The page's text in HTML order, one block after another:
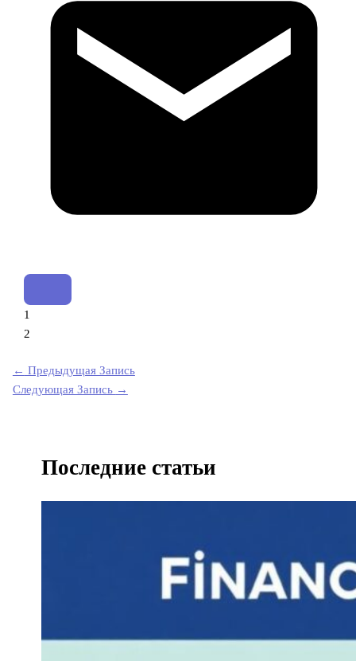
1
2
← Предыдущая Запись
Следующая Запись →
Последние статьи